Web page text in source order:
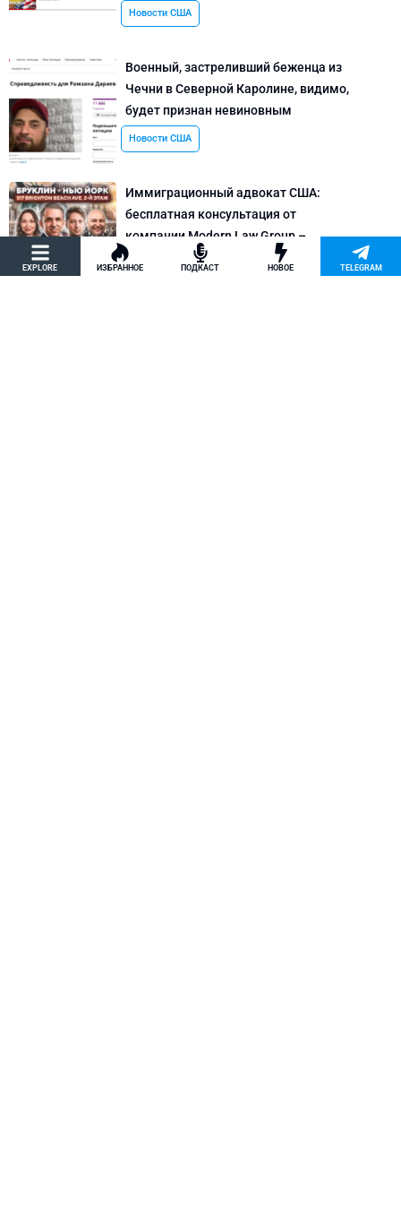
Новости США
Военный, застреливший беженца из
Чечни в Северной Каролине, видимо,
будет признан невиновным
Новости США
Иммиграционный адвокат США:
бесплатная консультация от
компании Modern Law Group –
политическое убежище в США и др.
EXPLORE ИЗБРАННОЕ ПОДКАСТ НОВОЕ TELEGRAM